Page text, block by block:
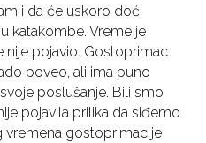
i da će uskoro doći
katakombe. Vreme je
nije pojavio. Gostoprimac
poveo, ali ima puno
poslušanje. Bili smo
pojavila prilika da siđemo
vremena gostoprimac je